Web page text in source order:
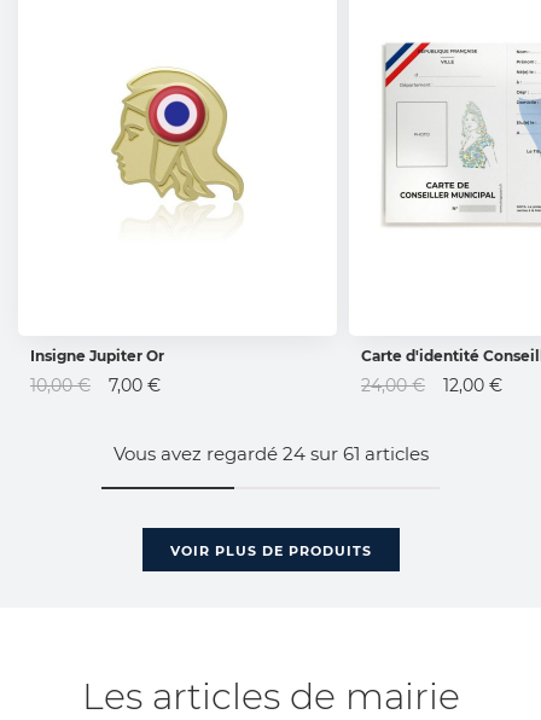
Insigne Jupiter Or
Prix
7,00 €
10,00 €
Carte d'identité
Prix
12,00 €
24,00 €
Vous avez regardé 24sur 61 articles
VOIR PLUS DE PRODUITS
Les articles de mairie